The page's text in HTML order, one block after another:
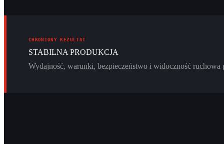
CHRONIONY REZULTAT
STABILNA PRODUKCJA
Wydajność, warunki, bezpieczeństwo i widoczność ruchowa